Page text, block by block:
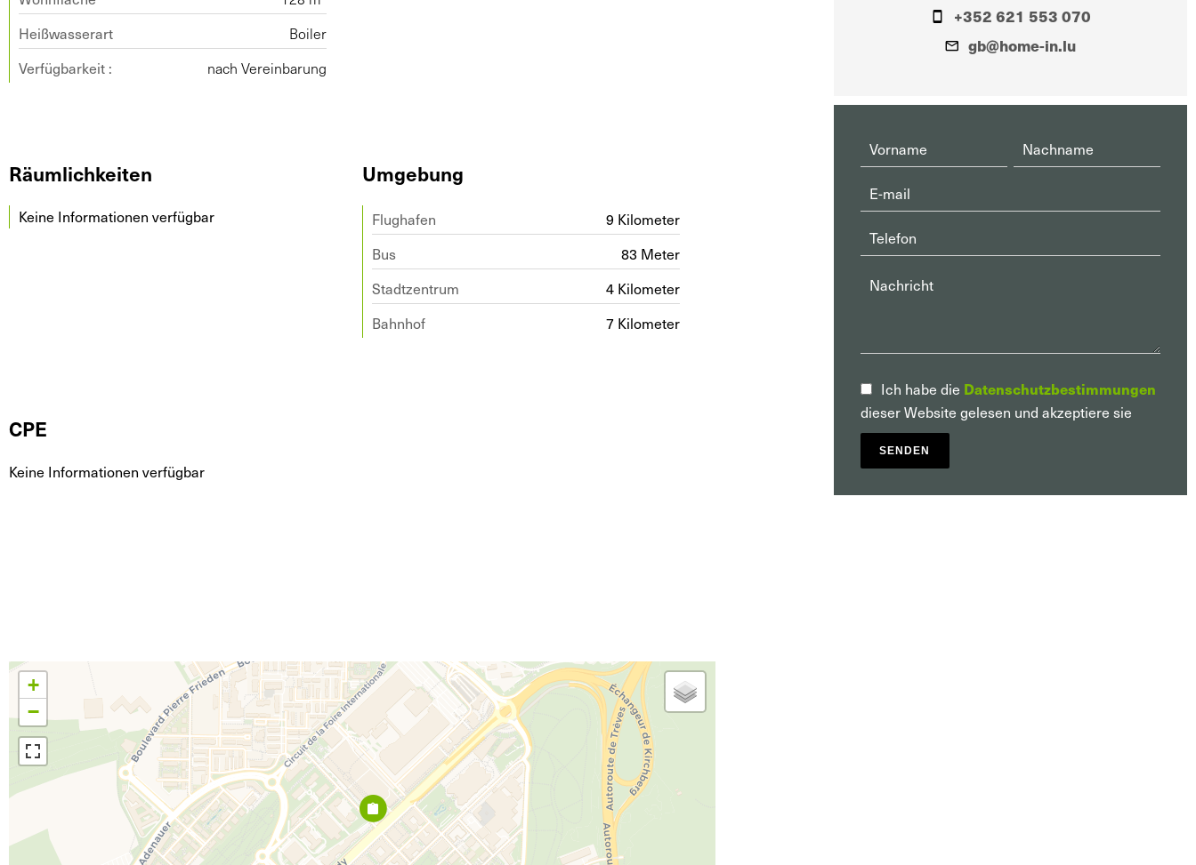
Heißwasserart
Boiler
Verfügbarkeit :
nach Vereinbarung
Räumlichkeiten
Keine Informationen verfügbar
Umgebung
Flughafen
9 Kilometer
Bus
83 Meter
Stadtzentrum
4 Kilometer
Bahnhof
7 Kilometer
CPE
Keine Informationen verfügbar
+
−
+352 621 553 070
gb@home-in.lu
Ich habe die Datenschutzbestimmungen
dieser Website gelesen und akzeptiere sie
SENDEN